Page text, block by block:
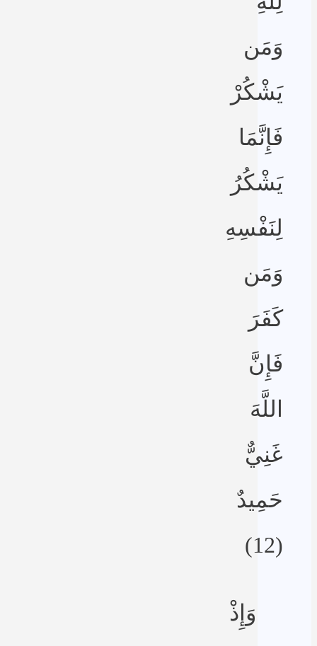
وَمَن
يَشْكُرْ
فَإِنَّمَا
يَشْكُرُ
لِنَفْسِهِ
وَمَن
كَفَرَ
فَإِنَّ
اللَّهَ
غَنِيٌّ
حَمِيدٌ
(12)
وَإِذْ